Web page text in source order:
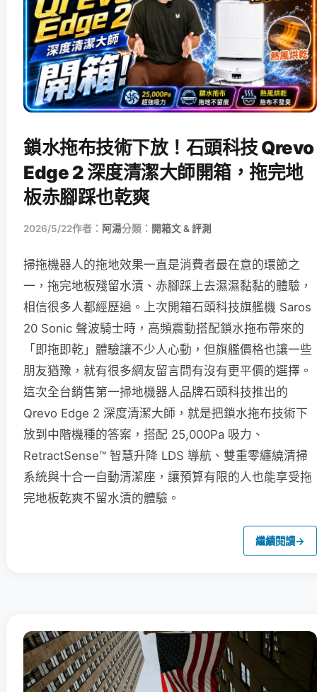
鎖水拖布技術下放！石頭科技 Qrevo
Edge 2 深度清潔大師開箱，拖完地
板赤腳踩也乾爽
2026/5/22作者： 阿湯分類： 開箱文 & 評測
掃拖機器人的拖地效果一直是消費者最在意的環節之
一，拖完地板殘留水漬、赤腳踩上去濕濕黏黏的體驗，
相信很多人都經歷過。上次開箱石頭科技旗艦機 Saros
20 Sonic 聲波騎士時，高頻震動搭配鎖水拖布帶來的
「即拖即乾」體驗讓不少人心動，但旗艦價格也讓一些
朋友猶豫，就有很多網友留言問有沒有更平價的選擇。
這次全台銷售第一掃地機器人品牌石頭科技推出的
Qrevo Edge 2 深度清潔大師，就是把鎖水拖布技術下
放到中階機種的答案，搭配 25,000Pa 吸力、
RetractSense™ 智慧升降 LDS 導航、雙重零纏繞清掃
系統與十合一自動清潔座，讓預算有限的人也能享受拖
完地板乾爽不留水漬的體驗。
繼續閱讀→